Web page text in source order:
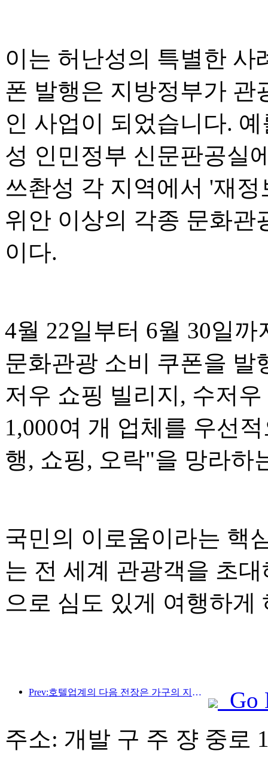
이는 허난성의 특별한 사
폰 발행은 지방정부가 관
인 사업이 되었습니다.
성 인민정부 신문판공실
쓰촨성 각 지역에서 '재
위안 이상의 각종 문화관
이다.
4월 22일부터 6월 30일
문화관광 소비 쿠폰을 발
저우 쇼핑 빌리지, 수저
1,000여 개 업체를 우선
행, 쇼핑, 오락"을 망라하
국민의 이로움이라는 핵
는 전 세계 관광객을 초
으로 심도 있게 여행하게
Prev:호텔업계의 다음 전장은 가구의 지속 가능한 유전자에 있다
Go
주소: 개발 구 주 쟝 중로